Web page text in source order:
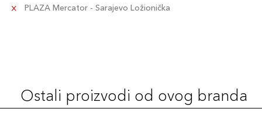
PLAZA Mercator - Sarajevo Ložionička
Ostali proizvodi od ovog branda